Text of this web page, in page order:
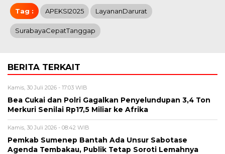
Tag : APEKSI2025 LayananDarurat
SurabayaCepatTanggap
BERITA TERKAIT
Kamis, 30 Juli 2026 - 17:03 WIB
Bea Cukai dan Polri Gagalkan Penyelundupan 3,4 Ton
Merkuri Senilai Rp17,5 Miliar ke Afrika
Kamis, 30 Juli 2026 - 08:42 WIB
Pemkab Sumenep Bantah Ada Unsur Sabotase
Agenda Tembakau, Publik Tetap Soroti Lemahnya